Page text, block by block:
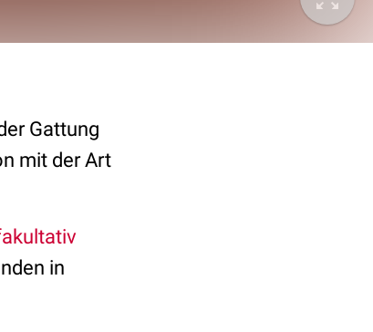
Gattung
mit der Art
in